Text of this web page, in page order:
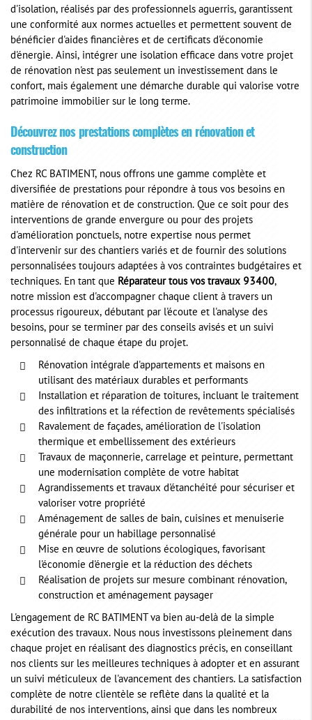
d'isolation, réalisés par des professionnels aguerris, garantissent
une conformité aux normes actuelles et permettent souvent de
bénéficier d'aides financières et de certificats d'économie
d'énergie. Ainsi, intégrer une isolation efficace dans votre projet
de rénovation n'est pas seulement un investissement dans le
confort, mais également une démarche durable qui valorise votre
patrimoine immobilier sur le long terme.
Découvrez nos prestations complètes en rénovation et
construction
Chez RC BATIMENT, nous offrons une gamme complète et
diversifiée de prestations pour répondre à tous vos besoins en
matière de rénovation et de construction. Que ce soit pour des
interventions de grande envergure ou pour des projets
d'amélioration ponctuels, notre expertise nous permet
d'intervenir sur des chantiers variés et de fournir des solutions
personnalisées toujours adaptées à vos contraintes budgétaires et
techniques. En tant que
Réparateur tous vos travaux 93400,
notre mission est d'accompagner chaque client à travers un
processus rigoureux, débutant par l'écoute et l'analyse des
besoins, pour se terminer par des conseils avisés et un suivi
personnalisé de chaque étape du projet.
Rénovation intégrale d'appartements et maisons en
utilisant des matériaux durables et performants
Installation et réparation de toitures, incluant le traitement
des infiltrations et la réfection de revêtements spécialisés
Ravalement de façades, amélioration de l'isolation
thermique et embellissement des extérieurs
Travaux de maçonnerie, carrelage et peinture, permettant
une modernisation complète de votre habitat
Agrandissements et travaux d'étanchéité pour sécuriser et
valoriser votre propriété
Aménagement de salles de bain, cuisines et menuiserie
générale pour un habillage personnalisé
Mise en œuvre de solutions écologiques, favorisant
l'économie d'énergie et la réduction des déchets
Réalisation de projets sur mesure combinant rénovation,
construction et aménagement paysager
L'engagement de RC BATIMENT va bien au-delà de la simple
exécution des travaux. Nous nous investissons pleinement dans
chaque projet en réalisant des diagnostics précis, en conseillant
nos clients sur les meilleures techniques à adopter et en assurant
un suivi méticuleux de l'avancement des chantiers. La satisfaction
complète de notre clientèle se reflète dans la qualité et la
durabilité de nos interventions, ainsi que dans les nombreux